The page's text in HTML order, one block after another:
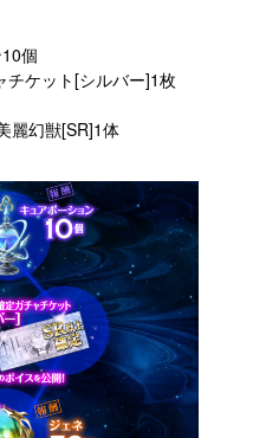
個
チケット[シルバー]1枚
麗幻獣[SR]1体